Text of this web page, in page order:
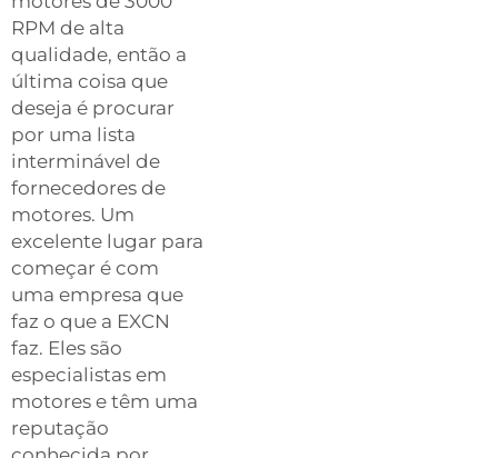
RPM de alta
qualidade, então a
última coisa que
deseja é procurar
por uma lista
interminável de
fornecedores de
motores. Um
excelente lugar para
começar é com
uma empresa que
faz o que a EXCN
faz. Eles são
especialistas em
motores e têm uma
reputação